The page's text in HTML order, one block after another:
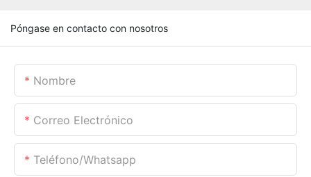
Póngase en contacto con nosotros
Nombre
Correo Electrónico
Teléfono/whatsapp